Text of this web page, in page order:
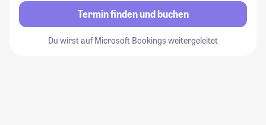
Termin finden und buchen
Du wirst auf Microsoft Bookings weitergeleitet